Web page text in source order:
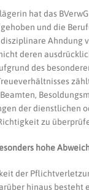
hat das
und die
Ahndung
deren
des
der dienstlichen
zu
hohe
der
hinaus besteht